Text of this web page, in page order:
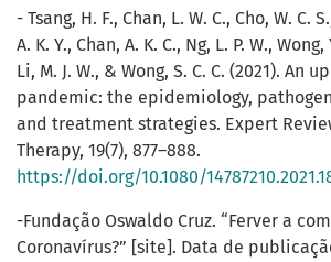
- Tsang, H. F., Chan, L. W. C., Cho, W. C.
A. K. Y., Chan, A. K. C., Ng, L. P. W., Wong,
Li, M. J. W., & Wong, S. C. C. (2021). An
pandemic: the epidemiology,
and treatment strategies. Expert
Therapy, 19(7), 877–888.
https://doi.org/10.1080/
-Fundação Oswaldo Cruz. “Ferver a
Coronavírus?” [site]. Data de